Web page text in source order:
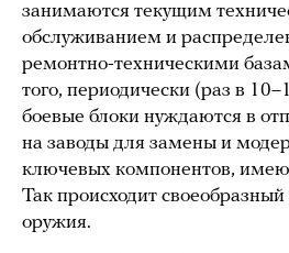
занимаются текущим
обслуживанием и
ремонтно-техническими
того, периодически (раз в
боевые блоки нуждаются в
на заводы для замены и
ключевых компонентов,
Так происходит своеобразный
оружия.